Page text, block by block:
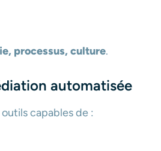
processus, culture.
automatisée
capables de :